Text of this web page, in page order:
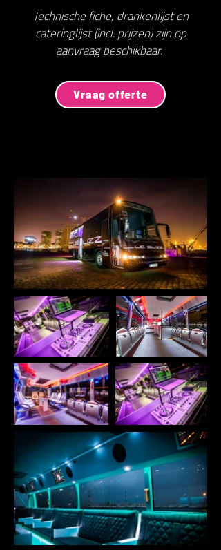
Technische fiche, drankenlijst en
cateringlijst (incl. prijzen) zijn op
aanvraag beschikbaar.
Vraag offerte